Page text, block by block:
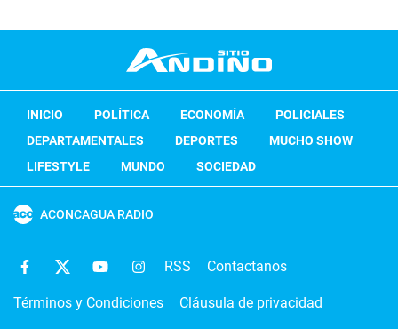
INICIO POLÍTICA ECONOMÍA
POLICIALES
DEPARTAMENTALES
DEPORTES
MUCHO SHOW
LIFESTYLE
MUNDO SOCIEDAD
ACONCAGUA RADIO
RSS Contactanos
Términos y Condiciones Cláusula de privacidad